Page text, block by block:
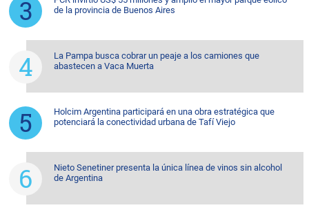
de la provincia de Buenos Aires
La Pampa busca cobrar un peaje a los camiones que
abastecen a Vaca Muerta
Holcim Argentina participará en una obra estratégica que
potenciará la conectividad urbana de Tafí Viejo
Nieto Senetiner presenta la única línea de vinos sin alcohol
de Argentina